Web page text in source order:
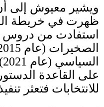
ويشير معيوش إلى
ظهرت في خريطة
استفادت من دروس
الصخيرات (عام
السياسي (عام 2021)
على القاعدة
للانتخابات فتعثر